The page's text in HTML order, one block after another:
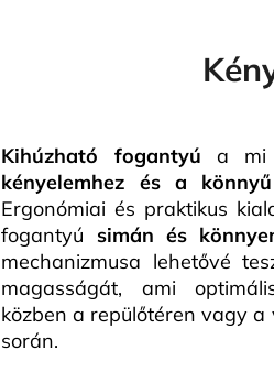
Kihúzható fogantyú a mi
kényelemhez és a
Ergonómiai és praktikus
fogantyú simán és
mechanizmusa lehetővé
magasságát, ami
közben a repülőtéren vagy a
során.